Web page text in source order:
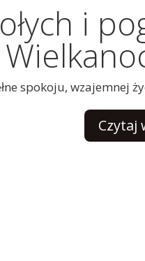
i
spokoju, wzajemnej
Czytaj